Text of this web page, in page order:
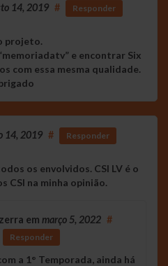
14, 2019 # Responder
projeto.
e encontrar Six
com essa mesma qualidade.
14, 2019 # Responder
os envolvidos. CSI LV é o
CSI na minha opinião.
em março 5, 2022 #
Responder
a 1° Temporada, ainda há